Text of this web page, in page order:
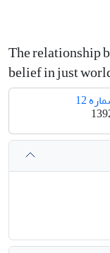
The relationship
belief in just